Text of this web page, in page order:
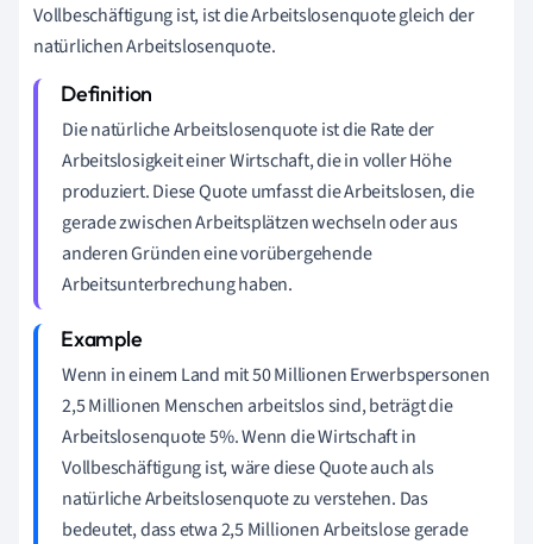
Vollbeschäftigung ist, ist die Arbeitslosenquote gleich der
natürlichen Arbeitslosenquote.
Die natürliche Arbeitslosenquote ist die Rate der
Arbeitslosigkeit einer Wirtschaft, die in voller Höhe
produziert. Diese Quote umfasst die Arbeitslosen, die
gerade zwischen Arbeitsplätzen wechseln oder aus
anderen Gründen eine vorübergehende
Arbeitsunterbrechung haben.
Wenn in einem Land mit 50 Millionen Erwerbspersonen
2,5 Millionen Menschen arbeitslos sind, beträgt die
Arbeitslosenquote 5%. Wenn die Wirtschaft in
Vollbeschäftigung ist, wäre diese Quote auch als
natürliche Arbeitslosenquote zu verstehen. Das
bedeutet, dass etwa 2,5 Millionen Arbeitslose gerade